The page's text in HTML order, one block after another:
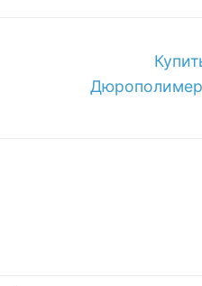
запись:
Дюрополимер